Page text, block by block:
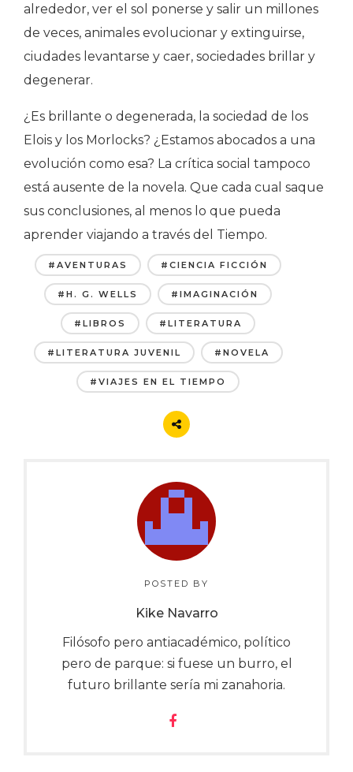
alrededor, ver el sol ponerse y salir un millones
de veces, animales evolucionar y extinguirse,
ciudades levantarse y caer, sociedades brillar y
degenerar.
¿Es brillante o degenerada, la sociedad de los
Elois y los Morlocks? ¿Estamos abocados a una
evolución como esa? La crítica social tampoco
está ausente de la novela. Que cada cual saque
sus conclusiones, al menos lo que pueda
aprender viajando a través del Tiempo.
#AVENTURAS #CIENCIA FICCIÓN
#H. G. WELLS #IMAGINACIÓN
#LIBROS #LITERATURA
#LITERATURA JUVENIL #NOVELA
#VIAJES EN EL TIEMPO
POSTED BY
Kike Navarro
Filósofo pero antiacadémico, político
pero de parque: si fuese un burro, el
futuro brillante sería mi zanahoria.